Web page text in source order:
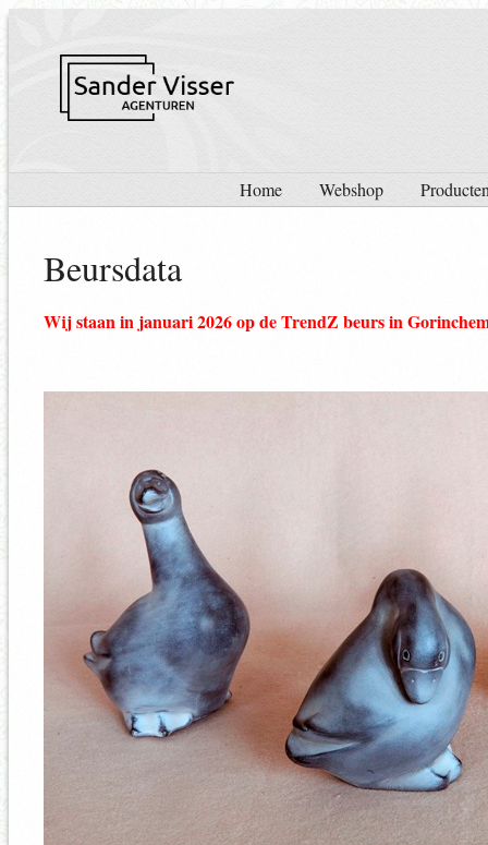
Home Webshop
Beursdata
Wij staan in januari 2026 op de TrendZ beurs in